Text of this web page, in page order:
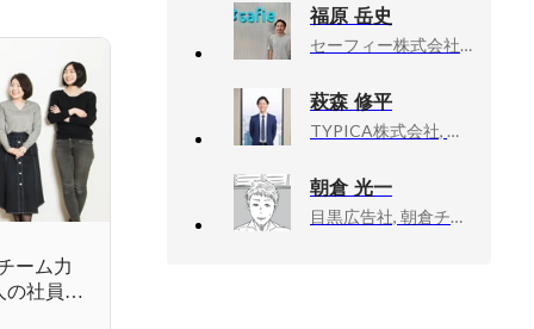
ーム力
の社員た
福原 岳史
セーフィー株式会社, マーケティング部 部長
萩森 修平
TYPICA株式会社, 執行役員／経営企画室
朝倉 光一
目黒広告社, 朝倉チーム／クリエイティブ・ディレクター